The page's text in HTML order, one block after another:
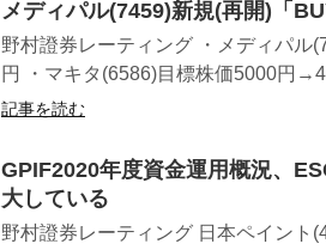
メディパル(7459)新規(再開)「
野村證券レーティング ・メディパル
円 ・マキタ(6586)目標株価5000円
記事を読む
GPIF2020年度資金運用概況、
大している
野村證券レーティング 日本ペイント